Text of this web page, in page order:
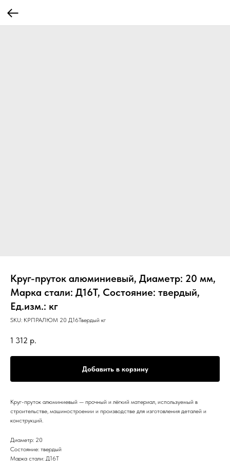
Круг-пруток алюминиевый, Диаметр: 20 мм,
Марка стали: Д16Т, Состояние: твердый,
Ед.изм.: кг
SKU: КРПРАЛЮМ 20 Д16Твердый кг
1 312 р.
Добавить в корзину
Круг-пруток алюминиевый — прочный и лёгкий материал, используемый в
строительстве, машиностроении и производстве для изготовления деталей и
конструкций.
Диаметр: 20
Состояние: твердый
Марка стали: Д16Т